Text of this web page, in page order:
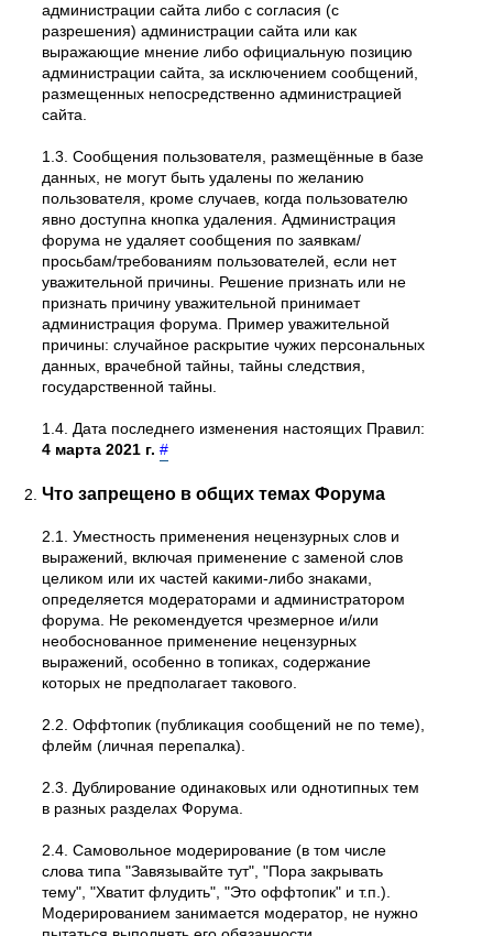
администрации сайта либо с согласия (с
разрешения) администрации сайта или как
выражающие мнение либо официальную позицию
администрации сайта, за исключением сообщений,
размещенных непосредственно администрацией
сайта.
1.3. Сообщения пользователя, размещённые в базе
данных, не могут быть удалены по желанию
пользователя, кроме случаев, когда пользователю
явно доступна кнопка удаления. Администрация
форума не удаляет сообщения по заявкам/
просьбам/требованиям пользователей, если нет
уважительной причины. Решение признать или не
признать причину уважительной принимает
администрация форума. Пример уважительной
причины: случайное раскрытие чужих персональных
данных, врачебной тайны, тайны следствия,
государственной тайны.
1.4. Дата последнего изменения настоящих Правил:
4 марта 2021 г. #
Что запрещено в общих темах Форума
2.1. Уместность применения нецензурных слов и
выражений, включая применение с заменой слов
целиком или их частей какими-либо знаками,
определяется модераторами и администратором
форума. Не рекомендуется чрезмерное и/или
необоснованное применение нецензурных
выражений, особенно в топиках, содержание
которых не предполагает такового.
2.2. Оффтопик (публикация сообщений не по теме),
флейм (личная перепалка).
2.3. Дублирование одинаковых или однотипных тем
в разных разделах Форума.
2.4. Самовольное модеpиpование (в том числе
слова типа "Завязывайте тут", "Пора закрывать
тему", "Хватит флудить", "Это оффтопик" и т.п.).
Модерированием занимается модератор, не нужно